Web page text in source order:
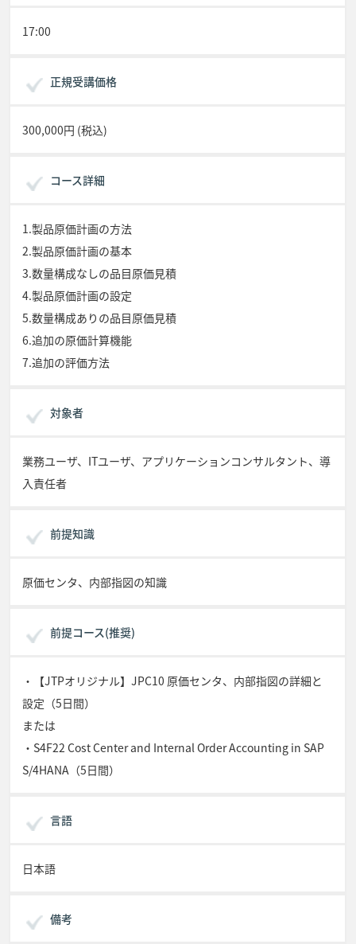
17:00
正規受講価格
300,000円 (税込)
コース詳細
1.製品原価計画の方法
2.製品原価計画の基本
3.数量構成なしの品目原価見積
4.製品原価計画の設定
5.数量構成ありの品目原価見積
6.追加の原価計算機能
7.追加の評価方法
対象者
業務ユーザ、ITユーザ、アプリケーションコンサルタント、導
入責任者
前提知識
原価センタ、内部指図の知識
前提コース(推奨)
・【JTPオリジナル】JPC10 原価センタ、内部指図の詳細と
設定（5日間）
または
・S4F22 Cost Center and Internal Order Accounting in SAP
S/4HANA（5日間）
言語
日本語
備考